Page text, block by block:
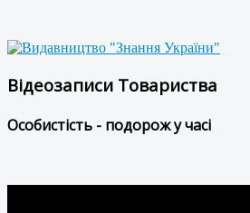
Відеозаписи Товариства
Особистість - подорож у часі